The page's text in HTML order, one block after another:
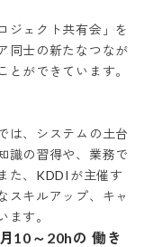
ジェクト共有会」を
同士の新たなつなが
とができています。
は、システムの土台
識の習得や、業務で
た、KDDIが主催す
スキルアップ、キャ
10～20hの 働き